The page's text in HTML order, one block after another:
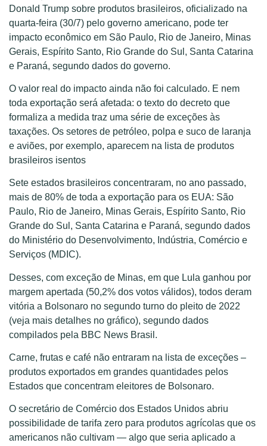
Donald Trump sobre produtos brasileiros, oficializado na
quarta-feira (30/7) pelo governo americano, pode ter
impacto econômico em São Paulo, Rio de Janeiro, Minas
Gerais, Espírito Santo, Rio Grande do Sul, Santa Catarina
e Paraná, segundo dados do governo.
O valor real do impacto ainda não foi calculado. E nem
toda exportação será afetada: o texto do decreto que
formaliza a medida traz uma série de exceções às
taxações. Os setores de petróleo, polpa e suco de laranja
e aviões, por exemplo, aparecem na lista de produtos
brasileiros isentos
Sete estados brasileiros concentraram, no ano passado,
mais de 80% de toda a exportação para os EUA: São
Paulo, Rio de Janeiro, Minas Gerais, Espírito Santo, Rio
Grande do Sul, Santa Catarina e Paraná, segundo dados
do Ministério do Desenvolvimento, Indústria, Comércio e
Serviços (MDIC).
Desses, com exceção de Minas, em que Lula ganhou por
margem apertada (50,2% dos votos válidos), todos deram
vitória a Bolsonaro no segundo turno do pleito de 2022
(veja mais detalhes no gráfico), segundo dados
compilados pela BBC News Brasil.
Carne, frutas e café não entraram na lista de exceções –
produtos exportados em grandes quantidades pelos
Estados que concentram eleitores de Bolsonaro.
O secretário de Comércio dos Estados Unidos abriu
possibilidade de tarifa zero para produtos agrícolas que os
americanos não cultivam — algo que seria aplicado a